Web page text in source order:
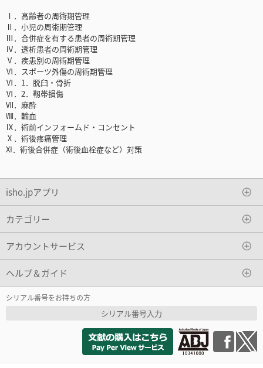
Ⅰ．高齢者の周術期管理
Ⅱ．小児の周術期管理
Ⅲ．合併症を有する患者の周術期管理
Ⅳ．透析患者の周術期管理
Ⅴ．疾患別の周術期管理
Ⅵ．スポーツ外傷の周術期管理
Ⅵ．1．脱臼・骨折
Ⅵ．2．靱帯損傷
Ⅶ．麻酔
Ⅷ．輸血
Ⅸ．術前インフォームド・コンセント
Ⅹ．術後疼痛管理
XI．術後合併症（術後血栓症など）対策
isho.jpアプリ
カテゴリー
アカウントサービス
ヘルプ＆ガイド
シリアル番号をお持ちの方
シリアル番号入力